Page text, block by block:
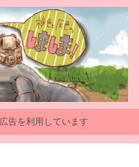
告を利用しています